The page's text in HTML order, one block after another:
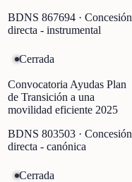
BDNS 867694 · Concesión
directa - instrumental
Cerrada
Convocatoria Ayudas Plan
de Transición a una
movilidad eficiente 2025
BDNS 803503 · Concesión
directa - canónica
Cerrada